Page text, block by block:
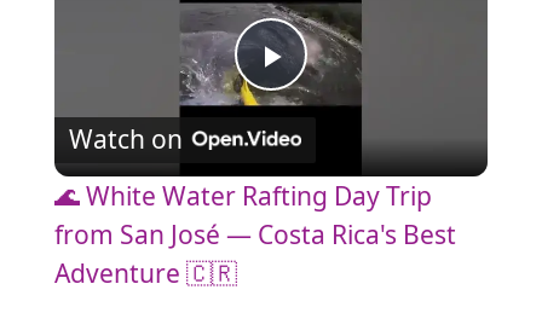
P
l
a
Watch on
🌊 White Water Rafting Day Trip
from San José — Costa Rica's Best
Adventure 🇨🇷